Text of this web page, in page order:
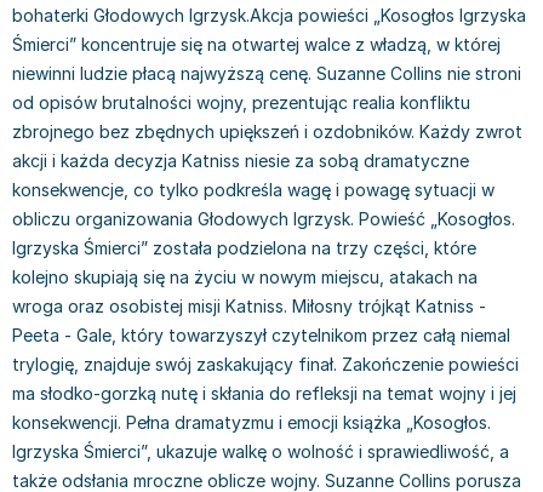
Inne
Kulturoznawstwo, antropologia - książki
Książki o naukach politycznych
Książki pedagogiczne
Psychologia - książki
Socjologia - książki
Książki: Religie i wyznania
Inne
Książki: Buddyzm
Książki: Chrześcijaństwo
Książki: Islam
Książki: Judaizm
Książki: Rozwój osobisty
Inne
Książki: Kariera i sukces
Literatura dla dzieci 9-12 lat
Poznawanie świata dla dzieci 9-12 lat - książki
Książki o zainteresowaniach dla dzieci 9-12 lat
Książki dla młodzieży
Literatura dla młodzieży
Literatura popularno-naukowa
Społeczeństwo i rozwój osobisty - książki
Lektury i pomoce szkolne
Lektury do gimnazjów i szkół średnich
Lektury do szkoły podstawowej
Szkoły wyższe - książki
Bibliotekoznawstwo - książki
Książki o ekonomii i finansach - szkoły wyższe
Książki do filologii - szkoły wyższe
Książki medyczne dla studentów
Juliusz Słowacki
Jacek Piekara
Meg Cabot
James Rollins
Maria Konopnicka
Paulo Coelho
Rick Riordan
John Flanagan
Graham Masterton
Astrid Lindgren
Anna Ficner-Ogonowska
Federico Moccia
Harlan Coben
Katarzyna Michalak
Daniel Defoe
bohaterki Głodowych Igrzysk.Akcja powieści „Kosogłos Igrzyska
Śmierci” koncentruje się na otwartej walce z władzą, w której
niewinni ludzie płacą najwyższą cenę. Suzanne Collins nie stroni
od opisów brutalności wojny, prezentując realia konfliktu
zbrojnego bez zbędnych upiększeń i ozdobników. Każdy zwrot
akcji i każda decyzja Katniss niesie za sobą dramatyczne
konsekwencje, co tylko podkreśla wagę i powagę sytuacji w
obliczu organizowania Głodowych Igrzysk. Powieść „Kosogłos.
Igrzyska Śmierci” została podzielona na trzy części, które
kolejno skupiają się na życiu w nowym miejscu, atakach na
wroga oraz osobistej misji Katniss. Miłosny trójkąt Katniss -
Peeta - Gale, który towarzyszył czytelnikom przez całą niemal
trylogię, znajduje swój zaskakujący finał. Zakończenie powieści
ma słodko-gorzką nutę i skłania do refleksji na temat wojny i jej
konsekwencji. Pełna dramatyzmu i emocji książka „Kosogłos.
Igrzyska Śmierci”, ukazuje walkę o wolność i sprawiedliwość, a
także odsłania mroczne oblicze wojny. Suzanne Collins porusza